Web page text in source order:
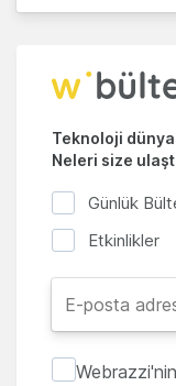
Teknoloji
Neleri size
Günlük
Etkinlikler